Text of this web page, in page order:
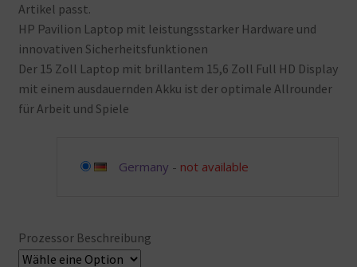
Artikel passt.
HP Pavilion Laptop mit leistungsstarker Hardware und
innovativen Sicherheitsfunktionen
Der 15 Zoll Laptop mit brillantem 15,6 Zoll Full HD Display
mit einem ausdauernden Akku ist der optimale Allrounder
für Arbeit und Spiele
Germany - not available
Prozessor Beschreibung